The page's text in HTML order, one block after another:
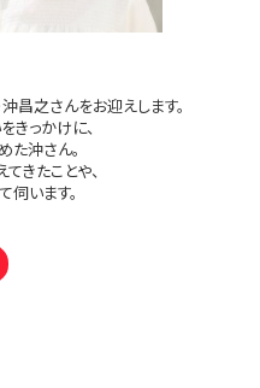
昌之さんをお迎えします。
っかけに、
沖さん。
きたことや、
います。